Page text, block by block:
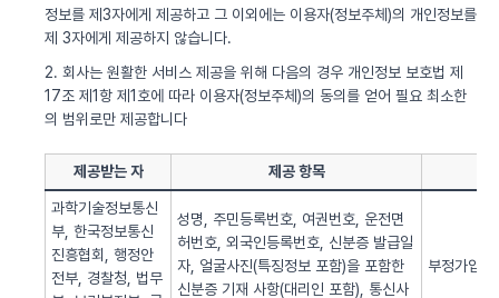
정보를 제3자에게 제공하고 그 이외에는 이용자(정보주체)의 개인정보를
제 3자에게 제공하지 않습니다.
2. 회사는 원활한 서비스 제공을 위해 다음의 경우 개인정보 보호법 제
17조 제1항 제1호에 따라 이용자(정보주체)의 동의를 얻어 필요 최소한
의 범위로만 제공합니다
제공받는 자 제공 항목
과학기술정보통신
부, 한국정보통신
진흥협회, 행정안
전부, 경찰청, 법무
성명, 주민등록번호, 여권번호, 운전면
허번호, 외국인등록번호, 신분증 발급일
자, 얼굴사진(특징정보 포함)을 포함한
신분증 기재 사항(대리인 포함), 통신사
부정가입